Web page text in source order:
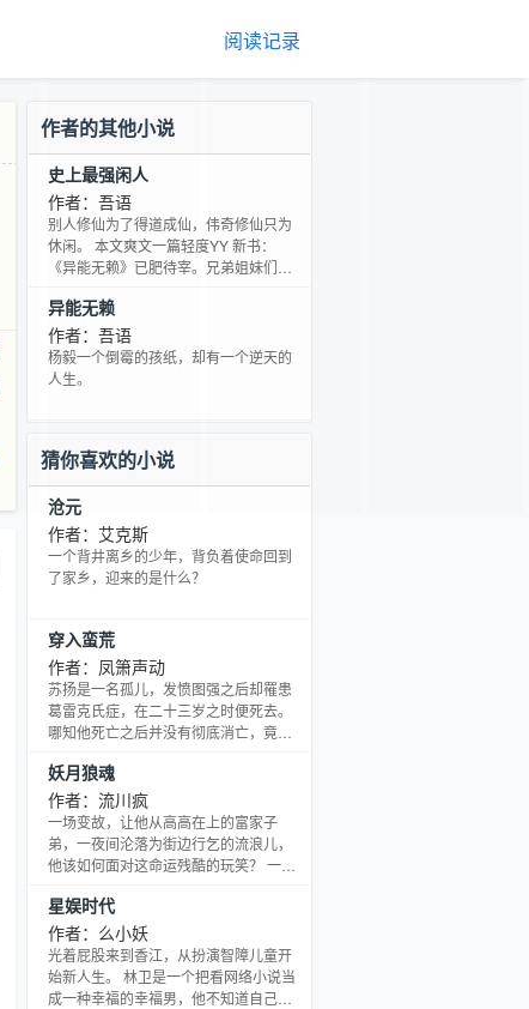
阅读记录
作者的其他小说
史上最强闲人
作者：吾语
别人修仙为了得道成仙，伟奇修仙只为
休闲。 本文爽文一篇轻度YY 新书：
《异能无赖》已肥待宰。兄弟姐妹们还
异能无赖
作者：吾语
杨毅一个倒霉的孩纸，却有一个逆天的
人生。
猜你喜欢的小说
沧元
作者：艾克斯
一个背井离乡的少年，背负着使命回到
了家乡，迎来的是什么？
穿入蛮荒
作者：凤箫声动
苏扬是一名孤儿，发愤图强之后却罹患
葛雷克氏症，在二十三岁之时便死去。
哪知他死亡之后并没有彻底消亡，竟然
子，随后他结识拓拔野，参与蜃楼城之
战……一点一点改变原剧情的走向。
妖月狼魂
作者：流川疯
一场变故，让他从高高在上的富家子
弟，一夜间沦落为街边行乞的流浪儿，
他该如何面对这命运残酷的玩笑？ 一个
和地位，面对这前路不明的抉择，他该
如何取舍？ 一个魂与妖月统治的世界，
一段刻骨铭心的家仇，一条通往强者的
坎坷之路，他将怎样前行？ 男人的世
界，酒盈樽，每饮必醉，虽非朋友遍天
星娱时代
作者：么小妖
光着屁股来到香江，从扮演智障儿童开
始新人生。 林卫是一个把看网络小说当
成一种幸福的幸福男，他不知道自己为